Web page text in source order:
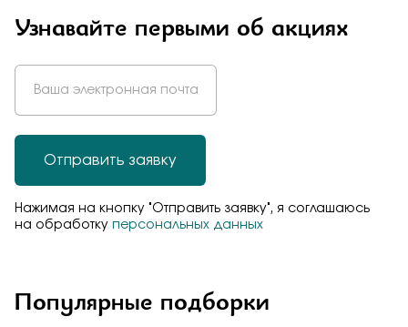
Узнавайте первыми об акциях
Отправить заявку
Нажимая на кнопку "Отправить заявку", я соглашаюсь
на обработку персональных данных
Популярные подборки